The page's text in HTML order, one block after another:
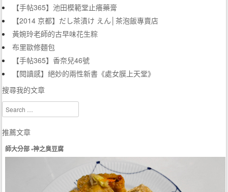
【手帖365】池田模範堂止癢藥膏
【2014 京都】だし茶漬け えん│茶泡飯專賣店
黃婉玲老師的古早味花生粽
布里歐修麵包
【手帖365】香奈兒46號
【閱讀感】絕妙的兩性新書《處女膜上天堂》
搜尋我的文章
Search
推薦文章
師大分部 •神之臭豆腐